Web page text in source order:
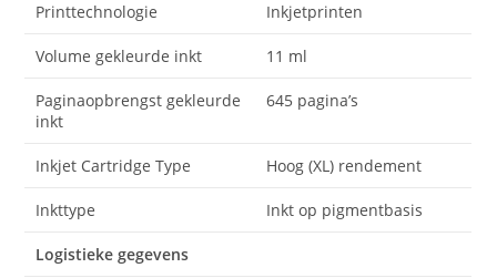
Printtechnologie Inkjetprinten
Volume gekleurde inkt 11 ml
Paginaopbrengst gekleurde
inkt
645 pagina’s
Inkjet Cartridge Type Hoog (XL) rendement
Inkttype Inkt op pigmentbasis
Logistieke gegevens